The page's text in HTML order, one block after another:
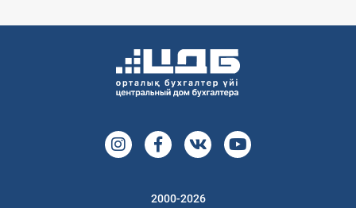
2000-2026